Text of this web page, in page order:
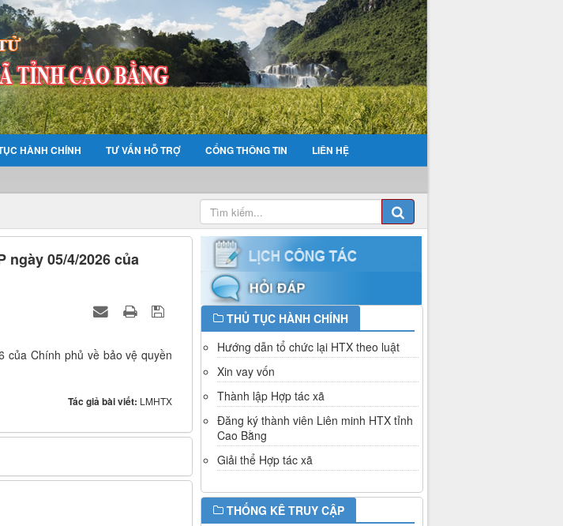
HÀNH CHÍNH TƯ VẤN HỖ TRỢ CỔNG THÔNG TIN LIÊN HỆ
ngày 05/4/2026 của
của Chính phủ về bảo vệ quyền
Tác giả bài viết: LMHTX
THỦ TỤC HÀNH CHÍNH
Hướng dẫn tổ chức lại HTX theo luật
Xin vay vốn
Thành lập Hợp tác xã
Đăng ký thành viên Liên minh HTX tỉnh
Cao Bằng
Giải thể Hợp tác xã
THỐNG KÊ TRUY CẬP